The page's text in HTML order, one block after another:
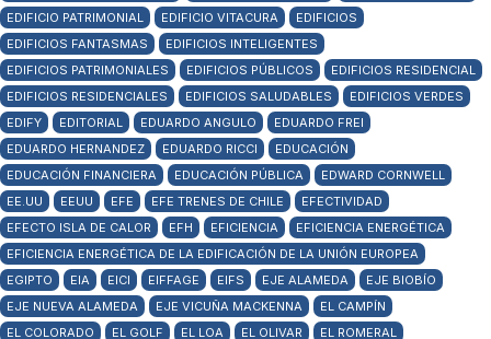
EDIFICIO PATRIMONIAL
EDIFICIO VITACURA
EDIFICIOS
EDIFICIOS FANTASMAS
EDIFICIOS INTELIGENTES
EDIFICIOS PATRIMONIALES
EDIFICIOS PÚBLICOS
EDIFICIOS RESIDENCIAL
EDIFICIOS RESIDENCIALES
EDIFICIOS SALUDABLES
EDIFICIOS VERDES
EDIFY
EDITORIAL EDUARDO ANGULO
EDUARDO FREI
EDUARDO HERNANDEZ
EDUARDO RICCI
EDUCACIÓN
EDUCACIÓN FINANCIERA
EDUCACIÓN PÚBLICA
EDWARD CORNWELL
EE.UU
EEUU EFE EFE TRENES DE CHILE
EFECTIVIDAD
EFECTO ISLA DE CALOR
EFH EFICIENCIA
EFICIENCIA ENERGÉTICA
EFICIENCIA ENERGÉTICA DE LA EDIFICACIÓN DE LA UNIÓN EUROPEA
EGIPTO
EIA EICI EIFFAGE EIFS EJE ALAMEDA
EJE BIOBÍO
EJE NUEVA ALAMEDA
EJE VICUÑA MACKENNA
EL CAMPÍN
EL COLORADO
EL GOLF EL LOA EL OLIVAR
EL ROMERAL